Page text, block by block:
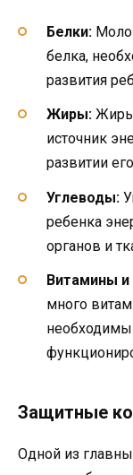
Белки:
белка,
развития
Жиры: Жиры
источник
развитии
Углеводы:
ребенка
органов и
Витамины
много
Защитные
Одной из